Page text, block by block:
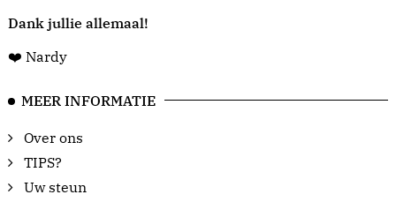
Dank jullie allemaal!
❤️ Nardy
MEER INFORMATIE
Over ons
TIPS?
Uw steun